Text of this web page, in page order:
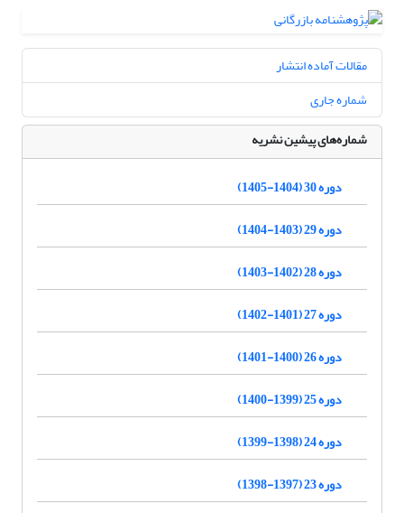
مقالات آماده انتشار
شماره جاری
شماره‌های پیشین نشریه
دوره 30 (1404-1405)
دوره 29 (1403-1404)
دوره 28 (1402-1403)
دوره 27 (1401-1402)
دوره 26 (1400-1401)
دوره 25 (1399-1400)
دوره 24 (1398-1399)
دوره 23 (1397-1398)